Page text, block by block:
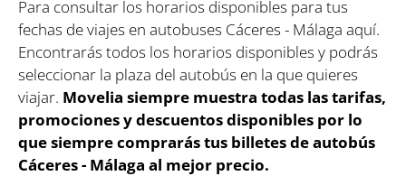
Para consultar los horarios disponibles para tus
fechas de viajes en autobuses Cáceres - Málaga aquí.
Encontrarás todos los horarios disponibles y podrás
seleccionar la plaza del autobús en la que quieres
viajar. Movelia siempre muestra todas las tarifas,
promociones y descuentos disponibles por lo
que siempre comprarás tus billetes de autobús
Cáceres - Málaga al mejor precio.